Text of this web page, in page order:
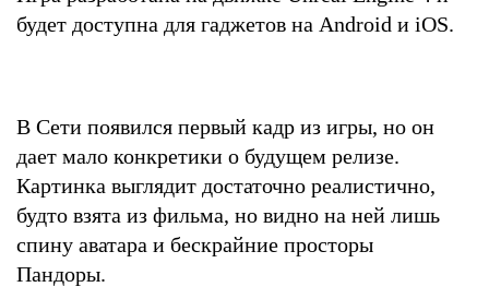
будет доступна для гаджетов на Android и iOS.
В Сети появился первый кадр из игры, но он
дает мало конкретики о будущем релизе.
Картинка выглядит достаточно реалистично,
будто взята из фильма, но видно на ней лишь
спину аватара и бескрайние просторы
Пандоры.